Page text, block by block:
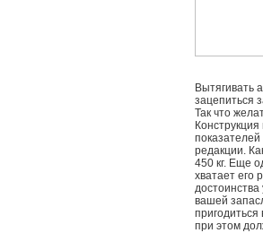
Вытягивать
зацепиться
Так что
редакции.
450 кг. Еще
хватает его
вашей
пригодиться
при этом